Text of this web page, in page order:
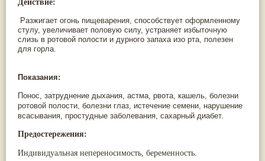
Действие:
Разжигает огонь пищеварения, способствует оформленному
стулу, увеличивает половую силу, устраняет избыточную
слизь в ротовой полости и дурного запаха изо рта, полезен
для горла.
Показания:
Понос, затруднение дыхания, астма, рвота, кашель, болезни
ротовой полости, болезни глаз, истечение семени, нарушение
всасывания, простудные заболевания, сахарный диабет.
Предостережения:
Индивидуальная непереносимость, беременность.
Ипомея(12)
Коричник цейлонский (12)
Мирра (12)
Розовая соль
Каменная соль
Коровье молоко(11)
Мукуна жгучая(11)
Ним(11)
Перец чаба(11)
Турпет(11)